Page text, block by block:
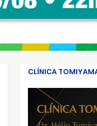
CLÍNICA
CRIMES QUE